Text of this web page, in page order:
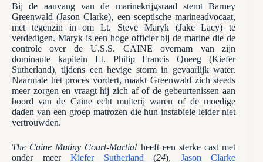
Bij de aanvang van de marinekrijgsraad stemt Barney
Greenwald (Jason Clarke), een sceptische marineadvocaat,
met tegenzin in om Lt. Steve Maryk (Jake Lacy) te
verdedigen. Maryk is een hoge officier bij de marine die de
controle over de U.S.S. CAINE overnam van zijn
dominante kapitein Lt. Philip Francis Queeg (Kiefer
Sutherland), tijdens een hevige storm in gevaarlijk water.
Naarmate het proces vordert, maakt Greenwald zich steeds
meer zorgen en vraagt hij zich af of de gebeurtenissen aan
boord van de Caine echt muiterij waren of de moedige
daden van een groep matrozen die hun instabiele leider niet
vertrouwden.
The Caine Mutiny Court-Martial heeft een sterke cast met
onder meerKiefer Sutherland (24), Jason Clarke